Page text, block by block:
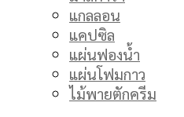
แกลลอน
แคปซิล
แผ่นฟองน้ำ
แผ่นโฟมกาว
ไม้พายตักครีม